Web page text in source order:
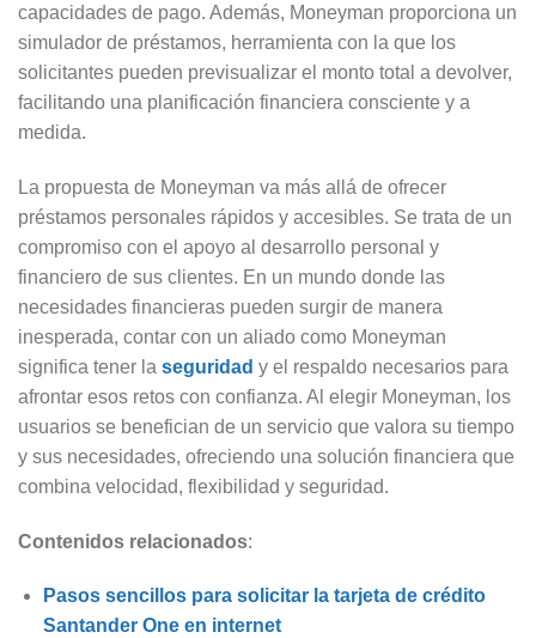
capacidades de pago. Además, Moneyman proporciona un
simulador de préstamos, herramienta con la que los
solicitantes pueden previsualizar el monto total a devolver,
facilitando una planificación financiera consciente y a
medida.
La propuesta de Moneyman va más allá de ofrecer
préstamos personales rápidos y accesibles. Se trata de un
compromiso con el apoyo al desarrollo personal y
financiero de sus clientes. En un mundo donde las
necesidades financieras pueden surgir de manera
inesperada, contar con un aliado como Moneyman
significa tener la seguridad y el respaldo necesarios para
afrontar esos retos con confianza. Al elegir Moneyman, los
usuarios se benefician de un servicio que valora su tiempo
y sus necesidades, ofreciendo una solución financiera que
combina velocidad, flexibilidad y seguridad.
Contenidos relacionados:
Pasos sencillos para solicitar la tarjeta de crédito
Santander One en internet